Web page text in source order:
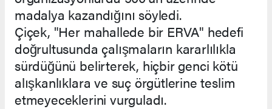
madalya kazandığını söyledi.
Çiçek, "Her mahallede bir ERVA" hedefi
doğrultusunda çalışmaların kararlılıkla
sürdüğünü belirterek, hiçbir genci kötü
alışkanlıklara ve suç örgütlerine teslim
etmeyeceklerini vurguladı.